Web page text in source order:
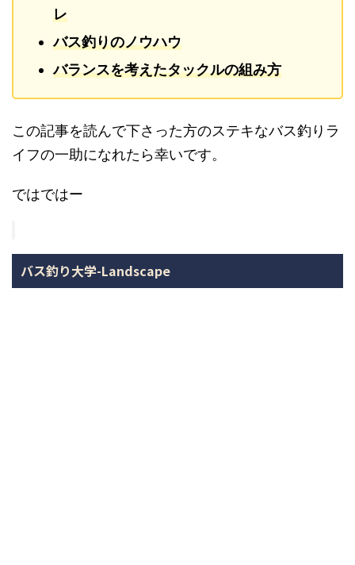
レ
バス釣りのノウハウ
バランスを考えたタックルの組み方
この記事を読んで下さった方のステキなバス釣りラ
イフの一助になれたら幸いです。
ではではー
バス釣り大学-Landscape